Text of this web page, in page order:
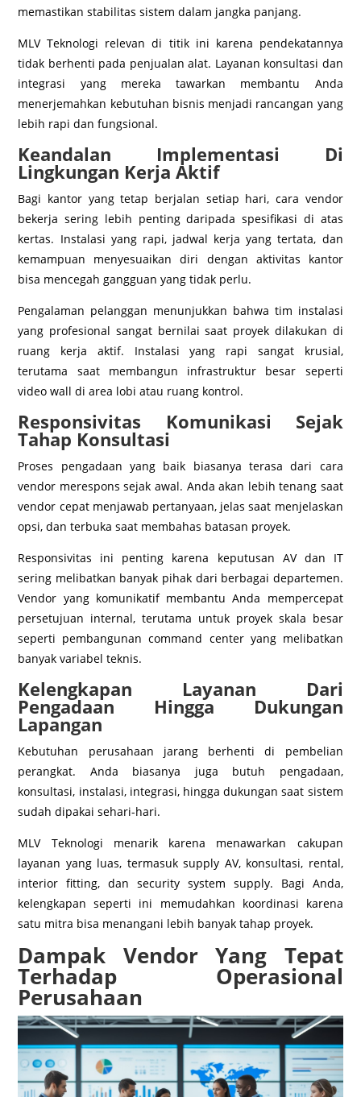
memastikan stabilitas sistem dalam jangka panjang.
MLV Teknologi relevan di titik ini karena pendekatannya
tidak berhenti pada penjualan alat. Layanan konsultasi dan
integrasi yang mereka tawarkan membantu Anda
menerjemahkan kebutuhan bisnis menjadi rancangan yang
lebih rapi dan fungsional.
Keandalan Implementasi Di
Lingkungan Kerja Aktif
Bagi kantor yang tetap berjalan setiap hari, cara vendor
bekerja sering lebih penting daripada spesifikasi di atas
kertas. Instalasi yang rapi, jadwal kerja yang tertata, dan
kemampuan menyesuaikan diri dengan aktivitas kantor
bisa mencegah gangguan yang tidak perlu.
Pengalaman pelanggan menunjukkan bahwa tim instalasi
yang profesional sangat bernilai saat proyek dilakukan di
ruang kerja aktif. Instalasi yang rapi sangat krusial,
terutama saat membangun infrastruktur besar seperti
video wall di area lobi atau ruang kontrol.
Responsivitas Komunikasi Sejak
Tahap Konsultasi
Proses pengadaan yang baik biasanya terasa dari cara
vendor merespons sejak awal. Anda akan lebih tenang saat
vendor cepat menjawab pertanyaan, jelas saat menjelaskan
opsi, dan terbuka saat membahas batasan proyek.
Responsivitas ini penting karena keputusan AV dan IT
sering melibatkan banyak pihak dari berbagai departemen.
Vendor yang komunikatif membantu Anda mempercepat
persetujuan internal, terutama untuk proyek skala besar
seperti pembangunan command center yang melibatkan
banyak variabel teknis.
Kelengkapan Layanan Dari
Pengadaan Hingga Dukungan
Lapangan
Kebutuhan perusahaan jarang berhenti di pembelian
perangkat. Anda biasanya juga butuh pengadaan,
konsultasi, instalasi, integrasi, hingga dukungan saat sistem
sudah dipakai sehari-hari.
MLV Teknologi menarik karena menawarkan cakupan
layanan yang luas, termasuk supply AV, konsultasi, rental,
interior fitting, dan security system supply. Bagi Anda,
kelengkapan seperti ini memudahkan koordinasi karena
satu mitra bisa menangani lebih banyak tahap proyek.
Dampak Vendor Yang Tepat
Terhadap Operasional
Perusahaan